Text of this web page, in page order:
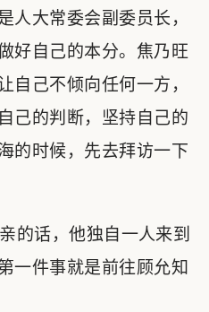
人大常委会副委员长，
好自己的本分。焦乃旺
自己不倾向任何一方，
己的判断，坚持自己的
的时候，先去拜访一下
的话，他独自一人来到
一件事就是前往顾允知